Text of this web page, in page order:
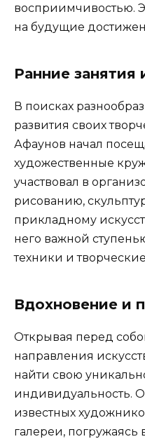
восприимчивостью.
на будущие
Ранние занятия
В поисках
развития своих
Афаунов начал
художественные
участвовал в
рисованию,
прикладному
него важной
техники и
Вдохновение и
Открывая перед
направления
найти свою
индивидуальность.
известных
галереи, погружаясь